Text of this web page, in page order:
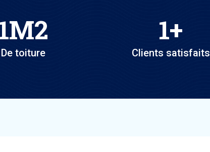
M2
De toiture
1+
Clients satisfaits